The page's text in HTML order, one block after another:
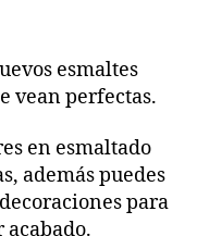
esmaltes
vean perfectas.
en esmaltado
además puedes
para
acabado.